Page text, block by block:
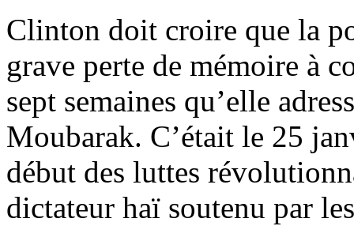
Clinton doit croire que la
grave perte de mémoire à
sept semaines qu’elle
Moubarak. C’était le 25
début des luttes
dictateur haï soutenu par